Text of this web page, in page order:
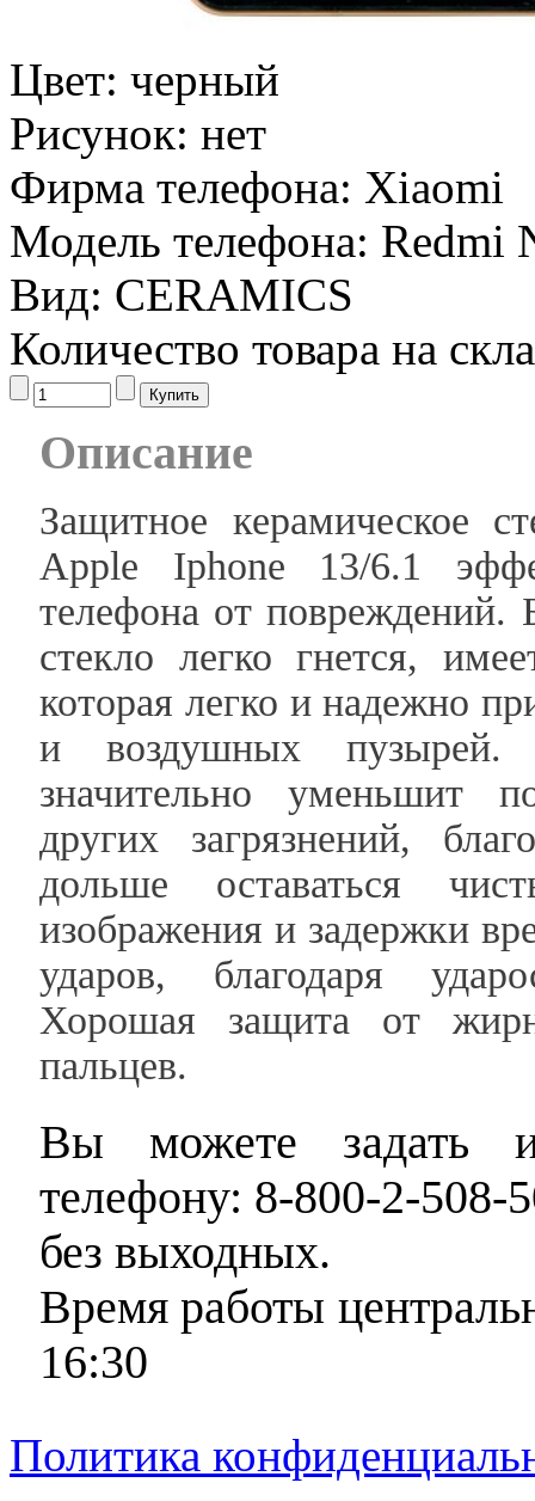
Цвет: черный
Рисунок: нет
Фирма телефона: Xiaomi
Модель телефона: Redmi
Вид: CERAMICS
Количество товара на
Описание
Защитное керамическое
Apple Iphone 13/6.1
телефона от повреждений.
стекло легко гнется,
которая легко и надежно
и воздушных пузырей.
значительно уменьшит
других загрязнений,
дольше оставаться
изображения и задержки
ударов, благодаря
Хорошая защита от
пальцев.
Вы можете задать
телефону: 8-800-2-508-
без выходных.
Время работы
16:30
Политика